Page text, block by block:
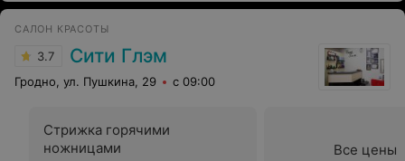
САЛОН КРАСОТЫ
3.7 Сити Глэм
Гродно, ул. Пушкина, 29 с 09:00
Стрижка горячими
ножницами
Все цены